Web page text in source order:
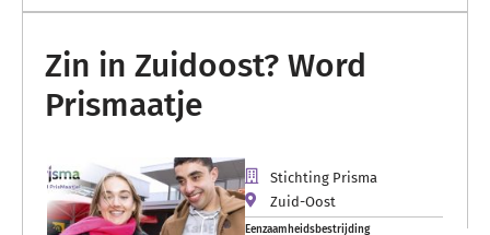
Zin in Zuidoost? Word
Prismaatje
Stichting Prisma
Zuid-Oost
Eenzaamheidsbestrijding